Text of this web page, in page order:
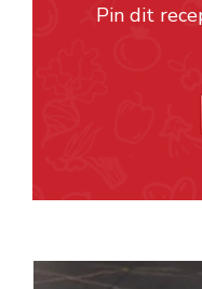
Pin dit